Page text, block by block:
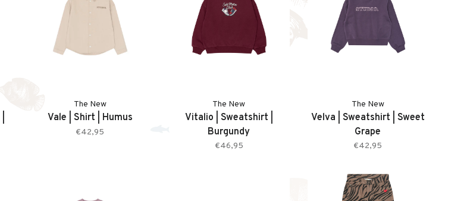
The New
Vale | Shirt | Humus
€42,95
The New
Vitalio | Sweatshirt |
Burgundy
€46,95
The New
Velva | Sweatshirt | Sweet
Grape
€42,95